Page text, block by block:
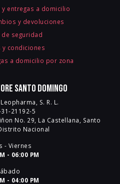
entregas a domicilio
y devoluciones
de seguridad
y condiciones
a domicilio por zona
Santo Domingo
S. R. L.
31-21192-5
No. 29, La Castellana, Santo
Nacional
- Viernes
- 06:00 PM
- 04:00 PM